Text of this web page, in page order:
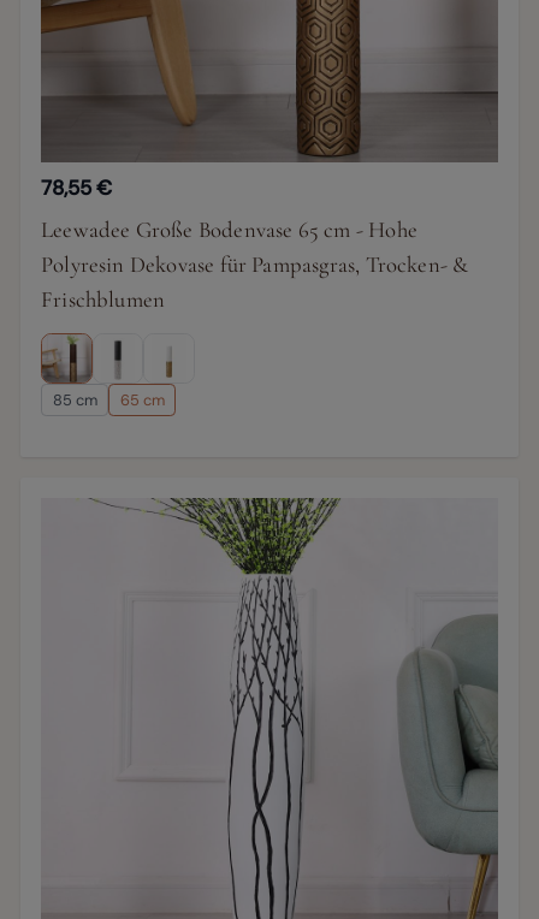
78,55 €
Leewadee Große Bodenvase 65 cm - Hohe
Polyresin Dekovase für Pampasgras, Trocken- &
Frischblumen
85 cm 65 cm